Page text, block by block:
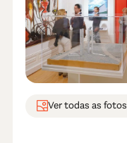
Ver todas as fotos